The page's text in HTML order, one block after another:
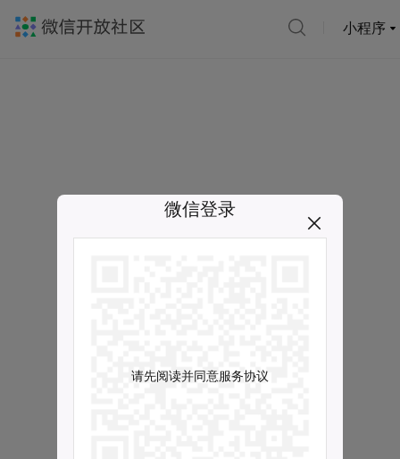
小程序
微信登录
请先阅读并同意服务协议